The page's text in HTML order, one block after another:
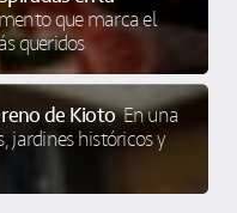
que marca el
queridos
de Kioto En una
jardines históricos y